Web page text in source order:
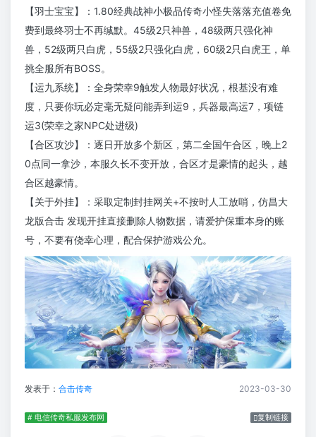
【羽士宝宝】：1.80经典战神小极品传奇小怪失落落充值卷免
费到最终羽士不再缄默。45级2只神兽，48级两只强化神
兽，52级两只白虎，55级2只强化白虎，60级2只白虎王，单
挑全服所有BOSS。
【运九系统】：全身荣幸9触发人物最好状况，根基没有难
度，只要你玩必定毫无疑问能弄到运9，兵器最高运7，项链
运3(荣幸之家NPC处进级)
【合区攻沙】：逐日开放多个新区，第二全国午合区，晚上2
0点同一拿沙，本服久长不变开放，合区才是豪情的起头，越
合区越豪情。
【关于外挂】：采取定制封挂网关+不按时人工放哨，仿昌大
龙版合击 发现开挂直接删除人物数据，请爱护保重本身的账
号，不要有侥幸心理，配合保护游戏公允。
发表于： 合击传奇 2023-03-30
# 电信传奇私服发布网 复制链接